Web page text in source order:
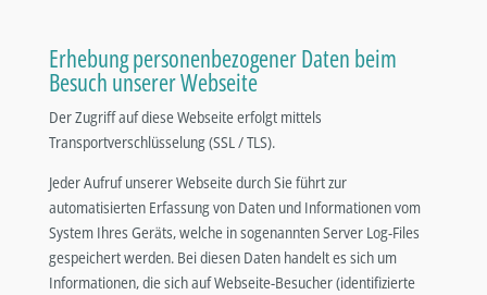
Erhebung personenbezogener Daten beim
Besuch unserer Webseite
Der Zugriff auf diese Webseite erfolgt mittels
Transportverschlüsselung (SSL / TLS).
Jeder Aufruf unserer Webseite durch Sie führt zur
automatisierten Erfassung von Daten und Informationen vom
System Ihres Geräts, welche in sogenannten Server Log-Files
gespeichert werden. Bei diesen Daten handelt es sich um
Informationen, die sich auf Webseite-Besucher (identifizierte